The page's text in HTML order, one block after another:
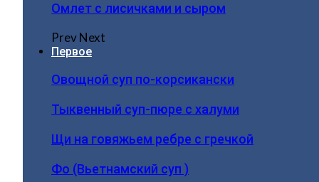
Омлет с лисичками и сыром
PrevNext
Первое
Овощной суп по-корсикански
Тыквенный суп-пюре с халуми
Щи на говяжьем ребре с гречкой
Фо (Вьетнамский суп )